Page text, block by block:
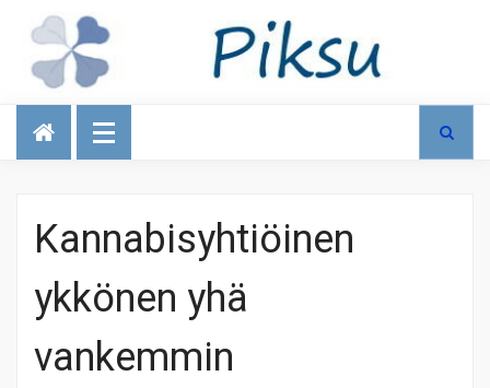
Talous
Kannabisyhtiöinen
ykkönen yhä
vankemmin